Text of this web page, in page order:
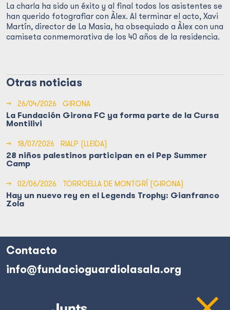
La charla ha sido un éxito y al final todos los asistentes se
han querido fotografiar con Àlex. Al terminar el acto, Xavi
Martín, director de La Masia, ha obsequiado a Àlex con una
camiseta conmemorativa de los 40 años de la residencia.
Otras noticias
→ 26/04/2026 GIRONA
La Fundación Girona FC ya forma parte de la Cursa
Montilivi
→ 18/07/2026 RIALP (LLEIDA)
28 niños palestinos participan en el Pep Summer
Camp
→ 02/06/2026 TORROELLA DE MONTGRÍ (GIRONA)
Hay un nuevo rey en el Legends Trophy: Gianfranco
Zola
Contacto
info@fundacioguardiolasala.org